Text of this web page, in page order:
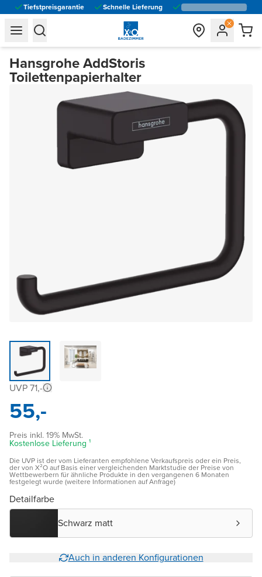
Tiefstpreisgarantie Schnelle Lieferung
general.navigation.toggle_menu.label
general.navigation.toggle_menu.label
Hansgrohe AddStoris
Toilettenpapierhalter
UVP 71,-
55,-
Preis inkl. 19% MwSt.
Kostenlose Lieferung ¹
Die UVP ist der vom Lieferanten empfohlene Verkaufspreis oder ein Preis,
der von X²O auf Basis einer vergleichenden Marktstudie der Preise von
Wettbewerbern für ähnliche Produkte in den vergangenen 6 Monaten
festgelegt wurde (weitere Informationen auf Anfrage)
Detailfarbe
Schwarz matt
Auch in anderen Konfigurationen